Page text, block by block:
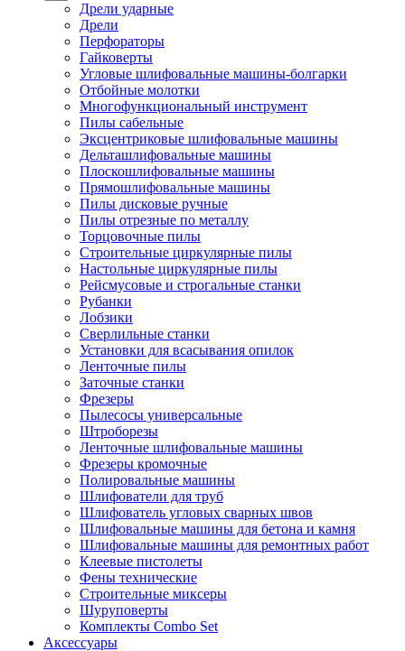
Дрели ударные
Дрели
Перфораторы
Гайковерты
Угловые шлифовальные машины-болгарки
Отбойные молотки
Многофункциональный инструмент
Пилы сабельные
Эксцентриковые шлифовальные машины
Дельташлифовальные машины
Плоскошлифовальные машины
Прямошлифовальные машины
Пилы дисковые ручные
Пилы отрезные по металлу
Торцовочные пилы
Строительные циркулярные пилы
Настольные циркулярные пилы
Рейсмусовые и строгальные станки
Рубанки
Лобзики
Сверлильные станки
Установки для всасывания опилок
Ленточные пилы
Заточные станки
Фрезеры
Пылесосы универсальные
Штроборезы
Ленточные шлифовальные машины
Фрезеры кромочные
Полировальные машины
Шлифователи для труб
Шлифователь угловых сварных швов
Шлифовальные машины для бетона и камня
Шлифовальные машины для ремонтных работ
Клеевые пистолеты
Фены технические
Строительные миксеры
Шуруповерты
Комплекты Combo Set
Аксессуары